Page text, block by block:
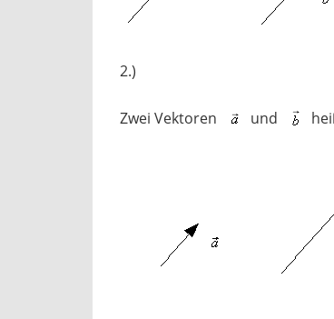
2.)
Zwei Vektoren und